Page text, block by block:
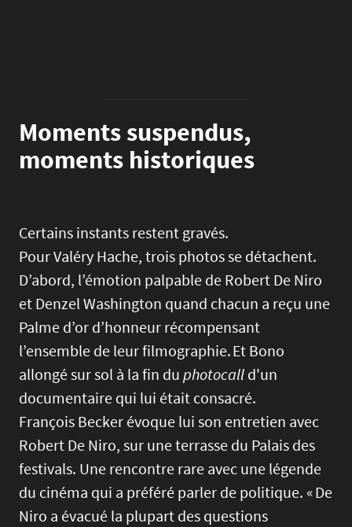
Moments suspendus,
moments historiques
Certains instants restent gravés.
Pour Valéry Hache, trois photos se détachent.
D’abord, l’émotion palpable de Robert De Niro
et Denzel Washington quand chacun a reçu une
Palme d’or d’honneur récompensant
l’ensemble de leur filmographie. Et Bono
allongé sur sol à la fin du photocall d'un
documentaire qui lui était consacré.
François Becker évoque lui son entretien avec
Robert De Niro, sur une terrasse du Palais des
festivals. Une rencontre rare avec une légende
du cinéma qui a préféré parler de politique. « De
Niro a évacué la plupart des questions